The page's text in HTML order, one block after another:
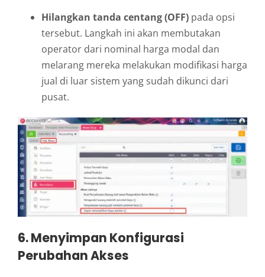
Hilangkan tanda centang (OFF) pada opsi
tersebut. Langkah ini akan membutakan
operator dari nominal harga modal dan
melarang mereka melakukan modifikasi harga
jual di luar sistem yang sudah dikunci dari
pusat.
6. Menyimpan Konfigurasi
Perubahan Akses